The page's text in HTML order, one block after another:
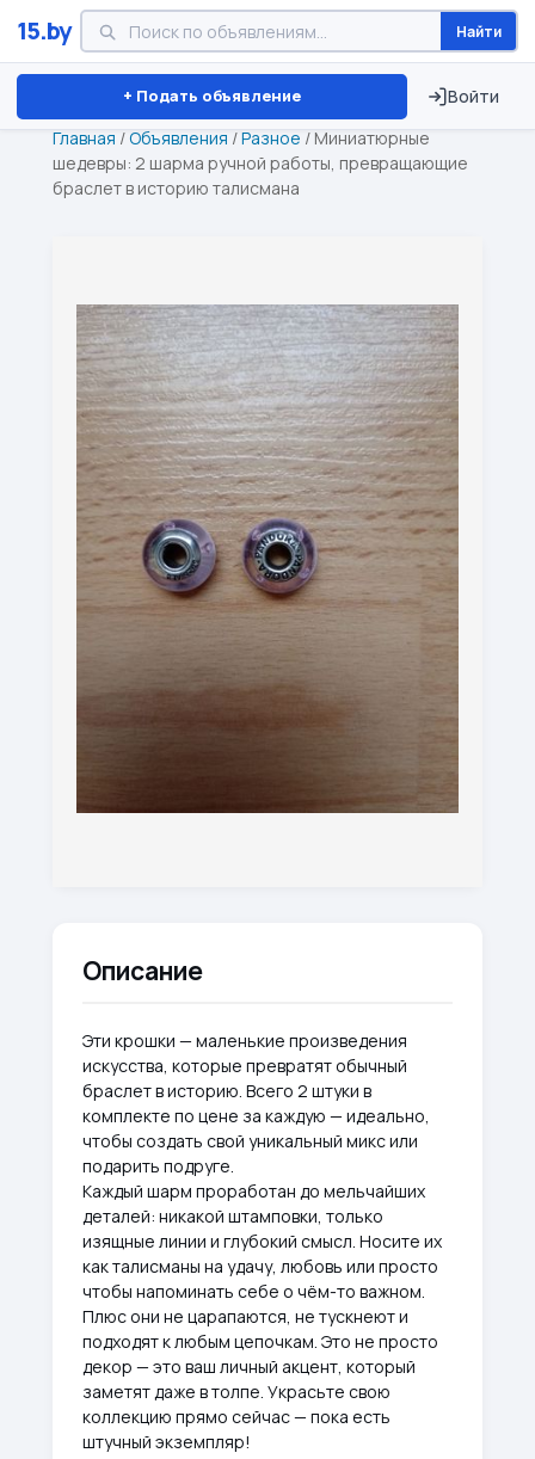
15.by Найти
+ Подать объявление Войти
Минск Витебск Брест ⏱ ТОЛЬКО 15 ДНЕЙ
Главная /Объявления /Разное / Миниатюрные
шедевры: 2 шарма ручной работы, превращающие
браслет в историю талисмана
Описание
Эти крошки — маленькие произведения
искусства, которые превратят обычный
браслет в историю. Всего 2 штуки в
комплекте по цене за каждую — идеально,
чтобы создать свой уникальный микс или
подарить подруге.
Каждый шарм проработан до мельчайших
деталей: никакой штамповки, только
изящные линии и глубокий смысл. Носите их
как талисманы на удачу, любовь или просто
чтобы напоминать себе о чём-то важном.
Плюс они не царапаются, не тускнеют и
подходят к любым цепочкам. Это не просто
декор — это ваш личный акцент, который
заметят даже в толпе. Украсьте свою
коллекцию прямо сейчас — пока есть
штучный экземпляр!